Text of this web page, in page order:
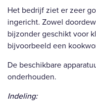
Het bedrijf ziet er zeer
ingericht. Zowel
bijzonder geschikt voor
bijvoorbeeld een
De beschikbare
onderhouden.
Indeling: